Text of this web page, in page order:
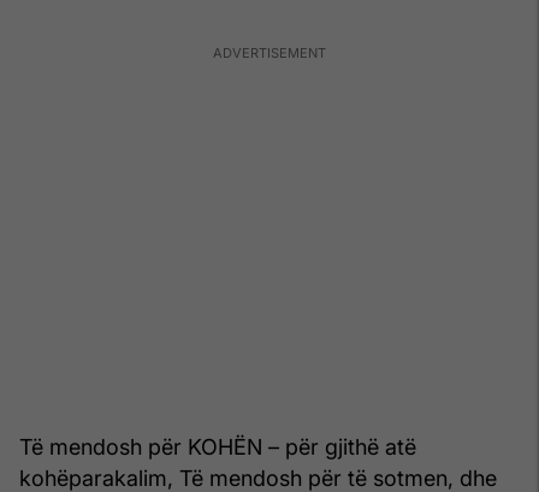
Të mendosh për KOHËN – për gjithë atë
kohëparakalim, Të mendosh për të sotmen, dhe